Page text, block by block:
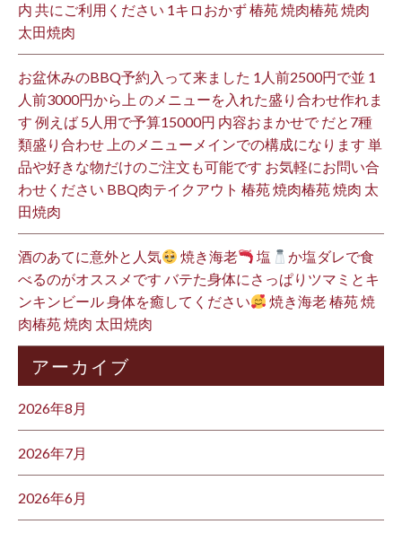
内 共にご利用ください 1キロおかず 椿苑 焼肉椿苑 焼肉
太田焼肉
お盆休みのBBQ予約入って来ました 1人前2500円で並 1
人前3000円から上 のメニューを入れた盛り合わせ作れま
す 例えば 5人用で予算15000円 内容おまかせで だと7種
類盛り合わせ 上のメニューメインでの構成になります 単
品や好きな物だけのご注文も可能です お気軽にお問い合
わせください BBQ肉テイクアウト 椿苑 焼肉椿苑 焼肉 太
田焼肉
酒のあてに意外と人気 焼き海老 塩
か塩ダレで食
べるのがオススメです バテた身体にさっぱりツマミとキ
ンキンビール 身体を癒してください
焼き海老 椿苑 焼
肉椿苑 焼肉 太田焼肉
アーカイブ
2026年8月
2026年7月
2026年6月